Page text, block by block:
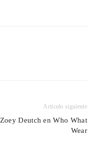
Artículo siguiente
Zoey Deutch en Who What
Wear